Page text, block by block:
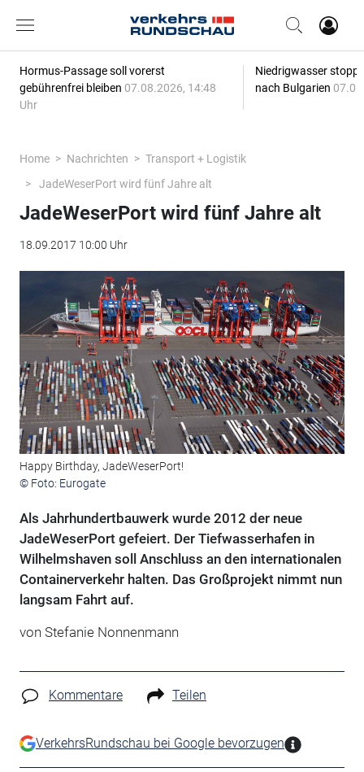
Hormus-Passage soll vorerst
gebührenfrei bleiben 07.08.2026, 14:48
Uhr
Niedrigwasser
nach Bulgarien
Home Nachrichten
Transport + Logistik
JadeWeserPort wird fünf Jahre alt
JadeWeserPort wird fünf Jahre alt
18.09.2017 10:00 Uhr
Happy Birthday, JadeWeserPort!
© Foto: Eurogate
Als Jahrhundertbauwerk wurde 2012 der neue
JadeWeserPort gefeiert. Der Tiefwasserhafen in
Wilhelmshaven soll Anschluss an den internationalen
Containerverkehr halten. Das Großprojekt nimmt nun
langsam Fahrt auf.
von Stefanie Nonnenmann
Kommentare Teilen
VerkehrsRundschau bei Google bevorzugen